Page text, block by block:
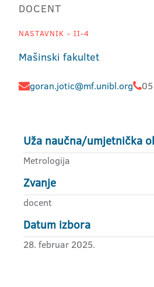
DOCENT
NASTAVNIK - II-4
Mašinski fakultet
goran.jotic@mf.unibl.org
Uža naučna/umjetnička
Metrologija
Zvanje
docent
Datum izbora
28. februar 2025.